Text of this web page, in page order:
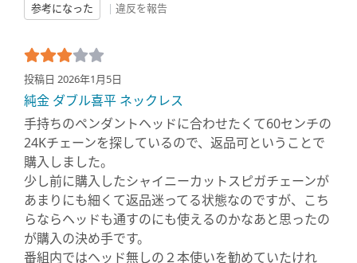
参考になった
| 違反を報告
投稿日 2026年1月5日
純金 ダブル喜平 ネックレス
手持ちのペンダントヘッドに合わせたくて60センチの
24Kチェーンを探しているので、返品可ということで
購入しました。
少し前に購入したシャイニーカットスピガチェーンが
あまりにも細くて返品迷ってる状態なのですが、こち
らならヘッドも通すのにも使えるのかなあと思ったの
が購入の決め手です。
番組内ではヘッド無しの２本使いを勧めていたけれ